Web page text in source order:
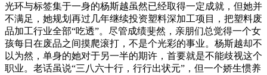
光环与标签集于一身的杨斯越虽然已经取得一定成就，但她并
不满足，她规划再过几年继续投资塑料深加工项目，把塑料废
品加工行业全部“吃透”。尽管成绩斐然，亲朋们总觉得一个女
孩每日在废品之间摸爬滚打，不是个光彩的事业。杨斯越却不
以为然，单身的她对于另一半的期许，首要就是不能歧视这个
职业。老话虽说“三八六十行，行行出状元”，但一个娇生惯养